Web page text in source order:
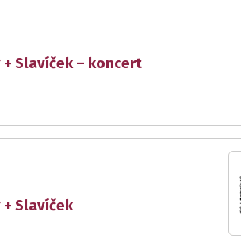
+ Slavíček – koncert
+ Slavíček